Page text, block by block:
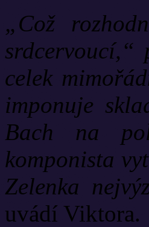
„Což
celek
imponuje
Bach na
komponista
Zelenka
uvádí Viktora.